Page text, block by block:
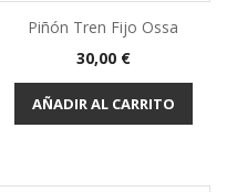
Piñón Tren Fijo Ossa
Precio
30,00 €
AÑADIR AL CARRITO